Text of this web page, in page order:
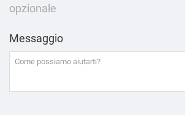
opzionale
Messaggio